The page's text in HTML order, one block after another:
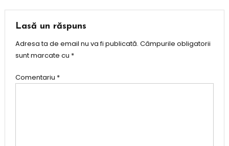
articole
Lasă un răspuns
Adresa ta de email nu va fi publicată. Câmpurile obligatorii
sunt marcate cu *
Comentariu *